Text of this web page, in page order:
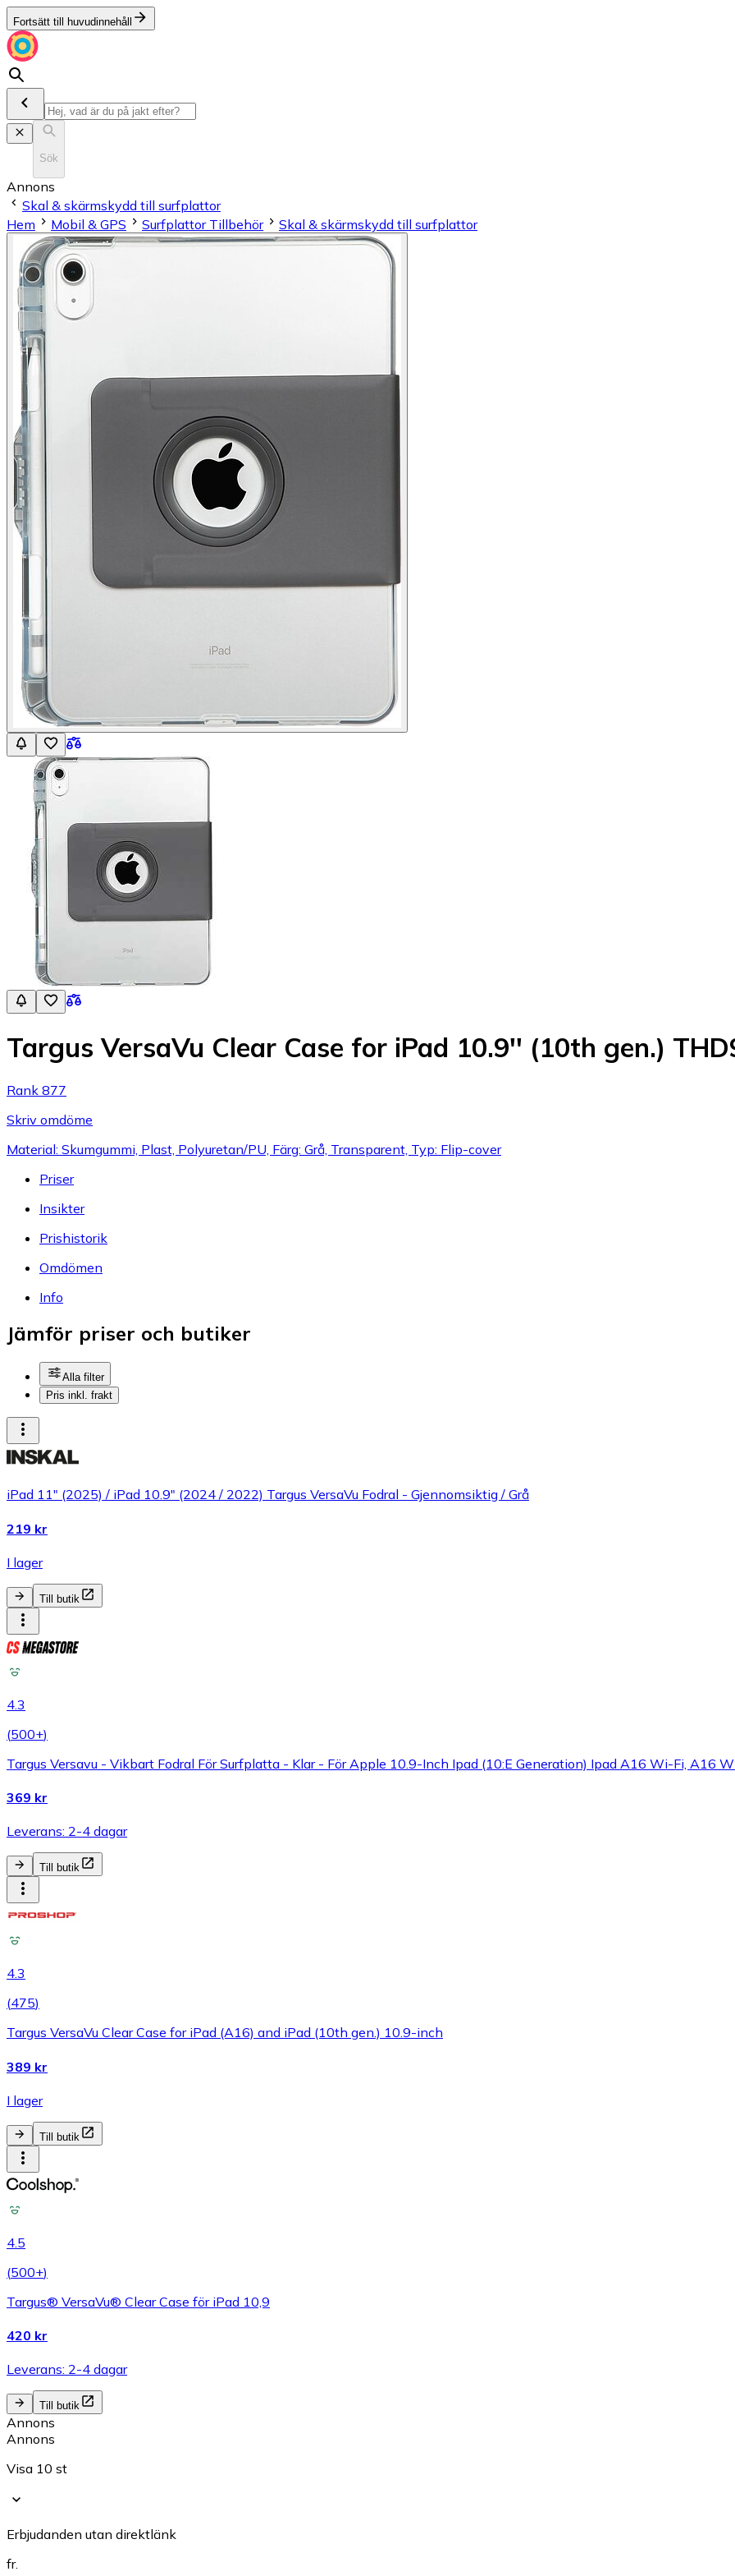
Fortsätt till huvudinnehåll
Sök
Annons
Skal & skärmskydd till surfplattor
Hem
Mobil & GPS Surfplattor Tillbehör Skal & skärmskydd till surfplattor
Targus VersaVu Clear Case for iPad 10.9'' (10th gen.)
Rank 877
Skriv omdöme
Material: Skumgummi, Plast, Polyuretan/PU, Färg: Grå, Transparent, Typ: Flip-cover
Priser
Insikter
Prishistorik
Omdömen
Info
Jämför priser och butiker
Alla filter
Pris inkl. frakt
iPad 11" (2025) / iPad 10.9" (2024 / 2022) Targus VersaVu Fodral - Gjennomsiktig / Grå
219 kr
I lager
Till butik
4.3
(500+)
Targus Versavu - Vikbart Fodral För Surfplatta - Klar - För Apple 10.9-Inch Ipad (10:E Generation) Ipad A16 Wi-Fi, A16
369 kr
Leverans: 2-4 dagar
Till butik
4.3
(475)
Targus VersaVu Clear Case for iPad (A16) and iPad (10th gen.) 10.9-inch
389 kr
I lager
Till butik
4.5
(500+)
Targus® VersaVu® Clear Case för iPad 10,9
420 kr
Leverans: 2-4 dagar
Till butik
Annons
Annons
Visa 10 st
Erbjudanden utan direktlänk
fr.